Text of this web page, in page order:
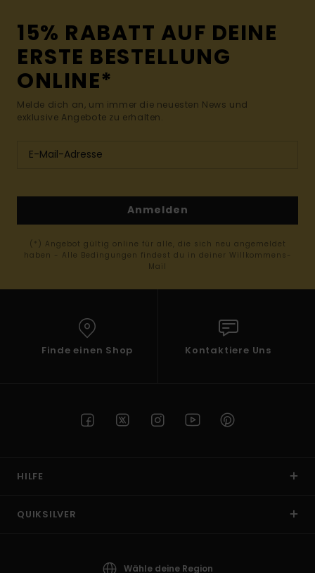
15% RABATT AUF DEINE
ERSTE BESTELLUNG
ONLINE*
Melde dich an, um immer die neuesten News und
exklusive Angebote zu erhalten.
Anmelden
(*) Angebot gültig online für alle, die sich neu angemeldet
haben - Alle Bedingungen findest du in deiner Willkommens-
Mail
Finde einen Shop Kontaktiere Uns
HILFE
QUIKSILVER
Wähle deine Region